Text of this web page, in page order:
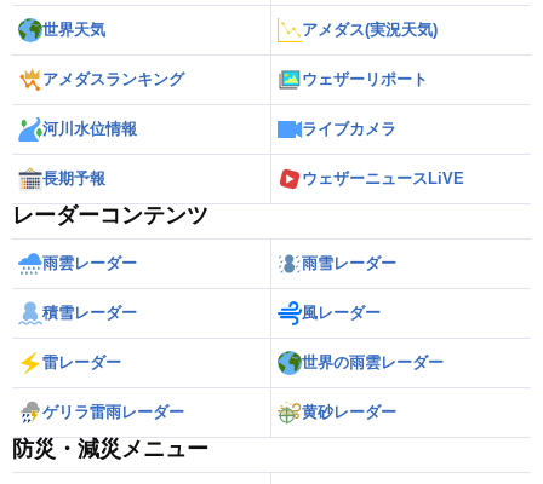
世界天気 アメダス(実況天気)
アメダスランキング ウェザーリポート
河川水位情報 ライブカメラ
長期予報 ウェザーニュースLiVE
レーダーコンテンツ
雨雲レーダー 雨雪レーダー
積雪レーダー 風レーダー
雷レーダー 世界の雨雲レーダー
ゲリラ雷雨レーダー 黄砂レーダー
防災・減災メニュー